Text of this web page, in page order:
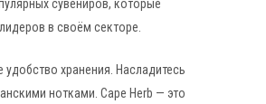
сувениров, которые
в своём секторе.
хранения. Насладитесь
нотками. Cape Herb — это